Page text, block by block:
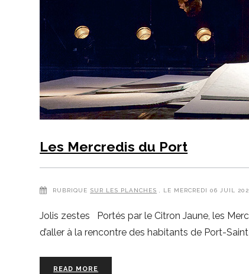
Les Mercredis du Port
RUBRIQUE SUR LES PLANCHES , LE MERCREDI 06 JUIL
Jolis zestes Portés par le Citron Jaune, les
d’aller à la rencontre des habitants de Port-
READ MORE